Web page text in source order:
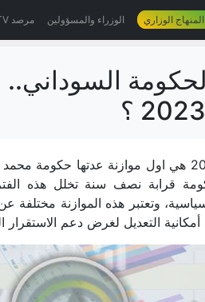
مرصد TV الوزراء والمسؤولين الوزاري
موازنة العراق لعام 2023 هي اول موازنة
قرابة نصف سنة تخلل هذه
وتعتبر هذه الموازنة مختلفة